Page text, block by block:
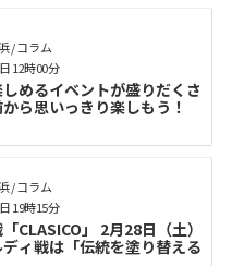
/ コラム
めるイベントが盛りだくさ
ら思いっきり楽しもう！
12時00分
/ コラム
CLASICO」 2月28日（土）
ィ戦は「伝統を塗り替える
19時15分